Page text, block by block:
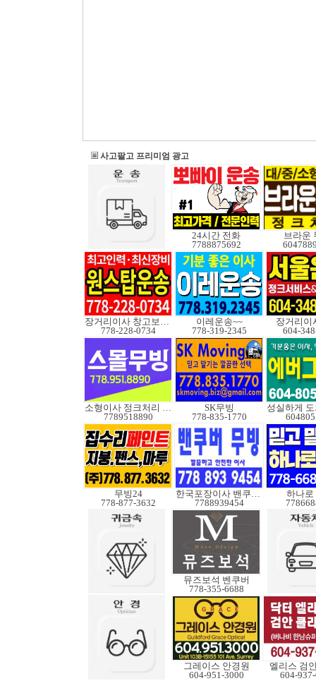
사고팔고 프리미엄 광고
24시간 전화
7788875692
브라운
장거리이사 창고보관정크
778-228-0734
이레운송~~
778-319-2345
장거리이
604-
소형이사 정크처리 무빙
7789518890
SK무빙
778-835-1770
무빙24
778-877-3632
한국포장이사 밴쿠버무빙
7788939454
하나로
뮤즈보석 벤쿠버
778-355-6688
그레이스 안경원
604-951-3000
엘리스 검
604-